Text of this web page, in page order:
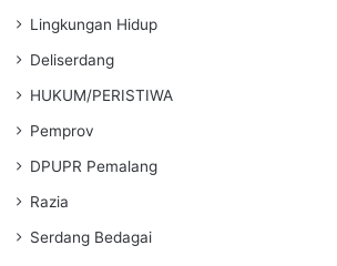
Lingkungan Hidup
Deliserdang
HUKUM/PERISTIWA
Pemprov
DPUPR Pemalang
Razia
Serdang Bedagai